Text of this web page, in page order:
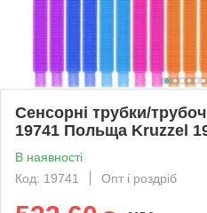
Сенсорні трубки/
19741 Польща Kruzzel
В наявності
Код: 19741
Опт і роздріб